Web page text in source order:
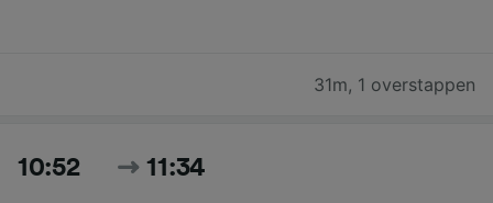
31m, 1 overstappen
10:52 11:34